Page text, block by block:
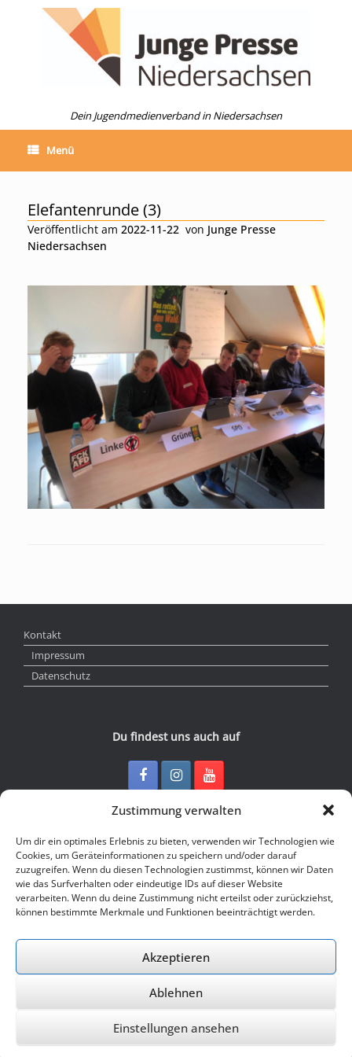
Zustimmung verwalten
Um dir ein optimales Erlebnis zu bieten, verwenden wir Technologien wie
Cookies, um Geräteinformationen zu speichern und/oder darauf
zuzugreifen. Wenn du diesen Technologien zustimmst, können wir Daten
wie das Surfverhalten oder eindeutige IDs auf dieser Website
verarbeiten. Wenn du deine Zustimmung nicht erteilst oder zurückziehst,
können bestimmte Merkmale und Funktionen beeinträchtigt werden.
Akzeptieren
Ablehnen
Einstellungen ansehen
Dein Jugendmedienverband in Niedersachsen
Menü
Elefantenrunde (3)
Veröffentlicht am 2022-11-22 von Junge Presse
Niedersachsen
Kontakt
Impressum
Datenschutz
Du findest uns auch auf
Kontakt
Junge Presse Niedersachsen e.V.
Rückertstraße 10
30169 Hannover
© 2026 Junge Presse Niedersachsen e.V.
Ein Theme vonSiteOrigin